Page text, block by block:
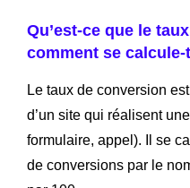
Qu’est-ce que le
comment se calcule-
Le taux de conversion
d’un site qui réalisent
formulaire, appel). Il se
de conversions par le